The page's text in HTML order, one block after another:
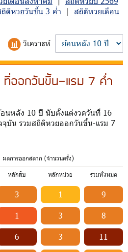
ติหวยวันขึ้น 3 ค่ำ | สถิติหวยเดือน
วิเคราะห์
ที่ออกวันขึ้น-แรม 7 ค่ำ
นหลัง 10 ปี นับตั้งแต่งวดวันที่ 16
บัน รวมสถิติหวยออกวันขึ้น-แรม 7
ผลการออกสลาก (จำนวนครั้ง)
หลักสิบ หลักหน่วย รวมทั้งหมด
3 1 9
1 3 8
6 3 11